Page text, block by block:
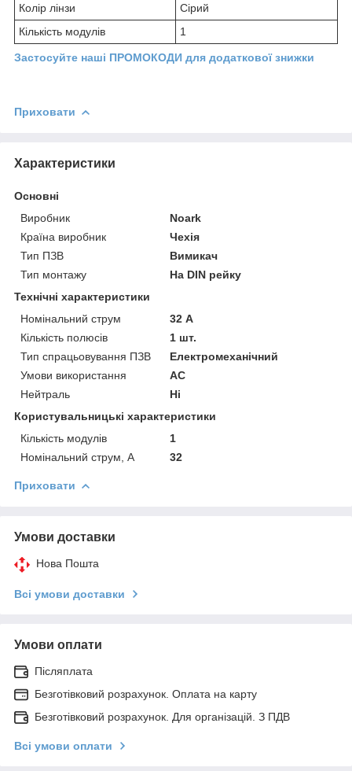
Колір лінзи
Сірий
Кількість модулів
1
Застосуйте наші ПРОМОКОДИ для додаткової знижки
Приховати
Характеристики
Основні
Виробник
Noark
Країна виробник
Чехія
Тип ПЗВ
Вимикач
Тип монтажу
На DIN рейку
Технічні характеристики
Номінальний струм
32 А
Кількість полюсів
1 шт.
Тип спрацьовування ПЗВ
Електромеханічний
Умови використання
АС
Нейтраль
Ні
Користувальницькі характеристики
Кількість модулів
1
Номінальний струм, А
32
Приховати
Умови доставки
Нова Пошта
Всі умови доставки
Умови оплати
Післяплата
Безготівковий розрахунок. Оплата на карту
Безготівковий розрахунок. Для організацій. З ПДВ
Всі умови оплати